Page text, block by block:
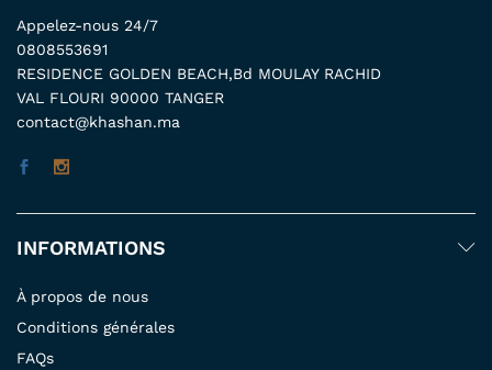
Appelez-nous 24/7
0808553691
RESIDENCE GOLDEN BEACH,Bd MOULAY RACHID
VAL FLOURI 90000 TANGER
contact@khashan.ma
INFORMATIONS
À propos de nous
Conditions générales
FAQs